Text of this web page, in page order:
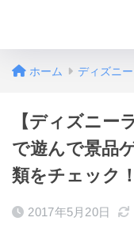
ホーム ディズニ
【ディズニー
で遊んで景品
類をチェック
2017年5月20日